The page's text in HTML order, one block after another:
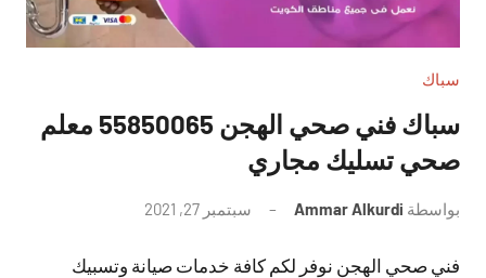
سباك
سباك فني صحي الهجن 55850065 معلم
صحي تسليك مجاري
بواسطة Ammar Alkurdi سبتمبر 27, 2021
تعليقات
فني صحي الهجن نوفر لكم كافة خدمات صيانة وتسبيك